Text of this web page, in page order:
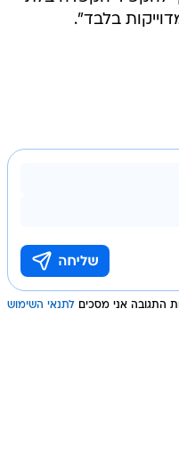
בלבד".
התגובה אני מסכים לתנאי השימוש